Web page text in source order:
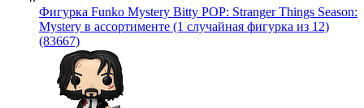
Фигурка Funko Mystery Bitty POP: Stranger Things Season:
Mystery в ассортименте (1 случайная фигурка из 12)
(83667)